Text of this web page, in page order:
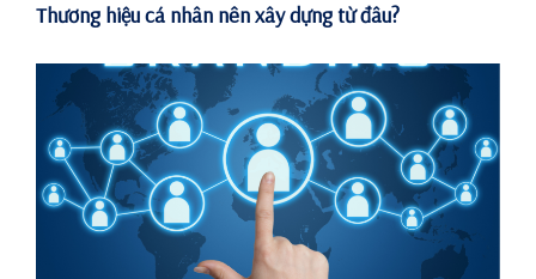
Thương hiệu cá nhân nên xây dựng từ đâu?